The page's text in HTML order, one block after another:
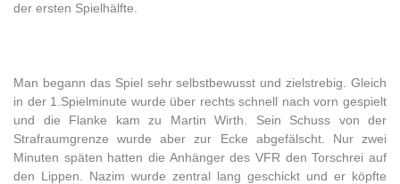
der ersten Spielhälfte.
Man begann das Spiel sehr selbstbewusst und zielstrebig. Gleich
in der 1.Spielminute wurde über rechts schnell nach vorn gespielt
und die Flanke kam zu Martin Wirth. Sein Schuss von der
Strafraumgrenze wurde aber zur Ecke abgefälscht. Nur zwei
Minuten späten hatten die Anhänger des VFR den Torschrei auf
den Lippen. Nazim wurde zentral lang geschickt und er köpfte